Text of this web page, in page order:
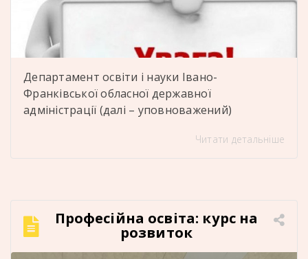
Департамент освіти і науки Івано-
Франківської обласної державної
адміністрації (далі – уповноважений)
наглядової ради ДПТНЗ «ОтинійськийЧитати детальніше
Професійна освіта: курс на
розвиток